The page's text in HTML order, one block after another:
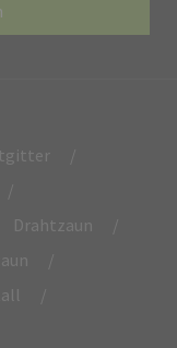
Drahtzaun